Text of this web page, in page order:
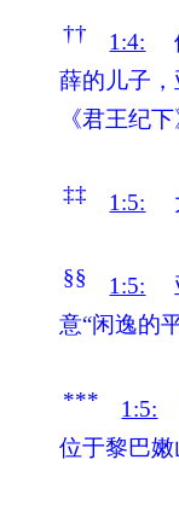
†† 1:4:
薛的儿子
《君王纪
‡‡ 1:5:
§§ 1:5:
意“闲逸的
*** 1:5:
位于黎巴嫩